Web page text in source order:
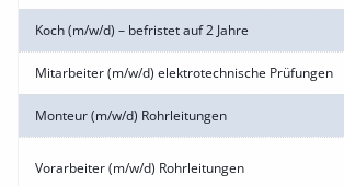
Koch (m/w/d) – befristet auf 2 Jahre
Mitarbeiter (m/w/d) elektrotechnische Prüfungen
Monteur (m/w/d) Rohrleitungen
Vorarbeiter (m/w/d) Rohrleitungen